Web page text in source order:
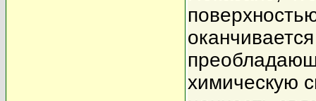
химическую